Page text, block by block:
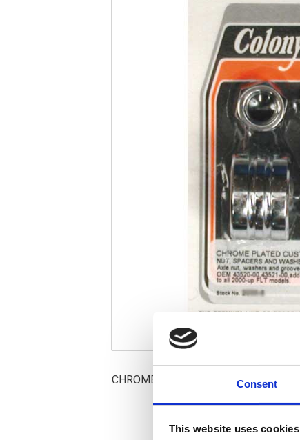
Consent
This website uses cookies
CHROME